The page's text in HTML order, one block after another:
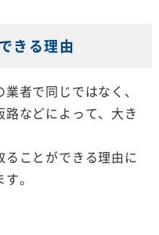
きる理由
者で同じではなく、
などによって、大き
ことができる理由に
。